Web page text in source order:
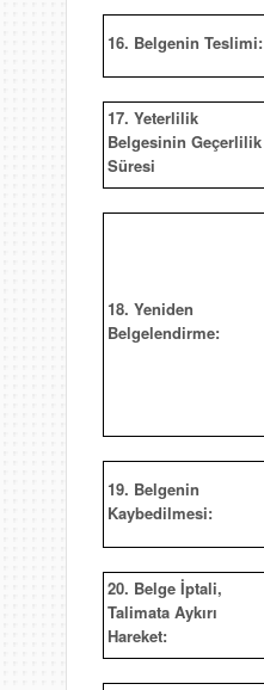
16. Belgenin Teslimi:
17. Yeterlilik
Belgesinin Geçerlilik
Süresi
18. Yeniden
Belgelendirme:
19. Belgenin
Kaybedilmesi:
20. Belge İptali,
Talimata Aykırı
Hareket: